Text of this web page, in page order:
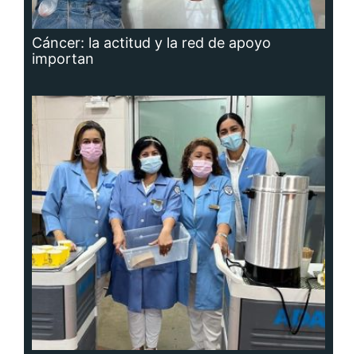
Cáncer: la actitud y la red de apoyo
importan